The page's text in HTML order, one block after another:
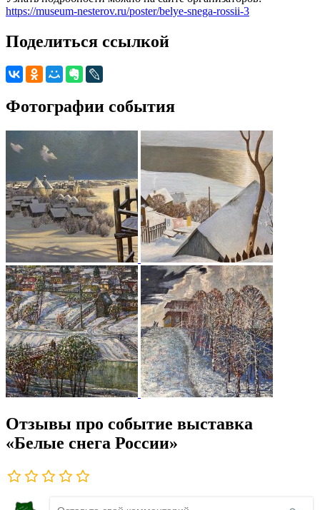
https://museum-nesterov.ru/poster/belye-snega-rossii-3
Поделиться ссылкой
Фотографии события
Отзывы про событие выставка
«Белые снега России»